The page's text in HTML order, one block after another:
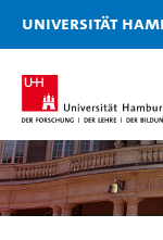
Universität